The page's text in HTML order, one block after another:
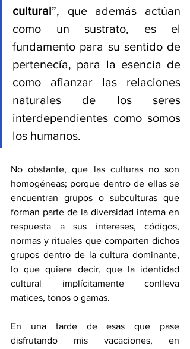
cultural”, que además actúan
como un sustrato, es el
fundamento para su sentido de
pertenecía, para la esencia de
como afianzar las relaciones
naturales de los seres
interdependientes como somos
los humanos.
No obstante, que las culturas no son
homogéneas; porque dentro de ellas se
encuentran grupos o subculturas que
forman parte de la diversidad interna en
respuesta a sus intereses, códigos,
normas y rituales que comparten dichos
grupos dentro de la cultura dominante,
lo que quiere decir, que la identidad
cultural implícitamente conlleva
matices, tonos o gamas.
En una tarde de esas que pase
disfrutando mis vacaciones, en